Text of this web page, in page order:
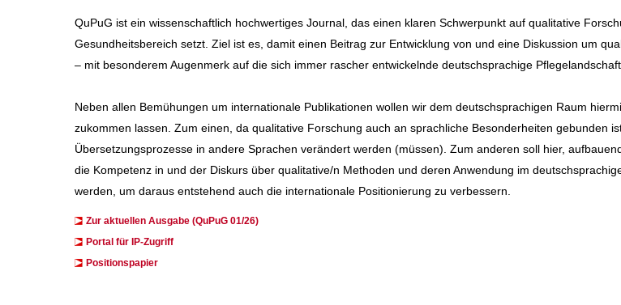
QuPuG ist ein wissenschaftlich hochwertiges Journal, das einen klaren Schwerpunkt auf qualitative
Gesundheitsbereich setzt. Ziel ist es, damit einen Beitrag zur Entwicklung von und eine Diskussion um
– mit besonderem Augenmerk auf die sich immer rascher entwickelnde deutschsprachige Pflegelandschaft.
Neben allen Bemühungen um internationale Publikationen wollen wir dem deutschsprachigen Raum
zukommen lassen. Zum einen, da qualitative Forschung auch an sprachliche Besonderheiten gebunden
Übersetzungsprozesse in andere Sprachen verändert werden (müssen). Zum anderen soll hier,
die Kompetenz in und der Diskurs über qualitative/n Methoden und deren Anwendung im
werden, um daraus entstehend auch die internationale Positionierung zu verbessern.
Zur aktuellen Ausgabe (QuPuG 01/26)
​​​Portal für IP-Zugriff
Positionspapier